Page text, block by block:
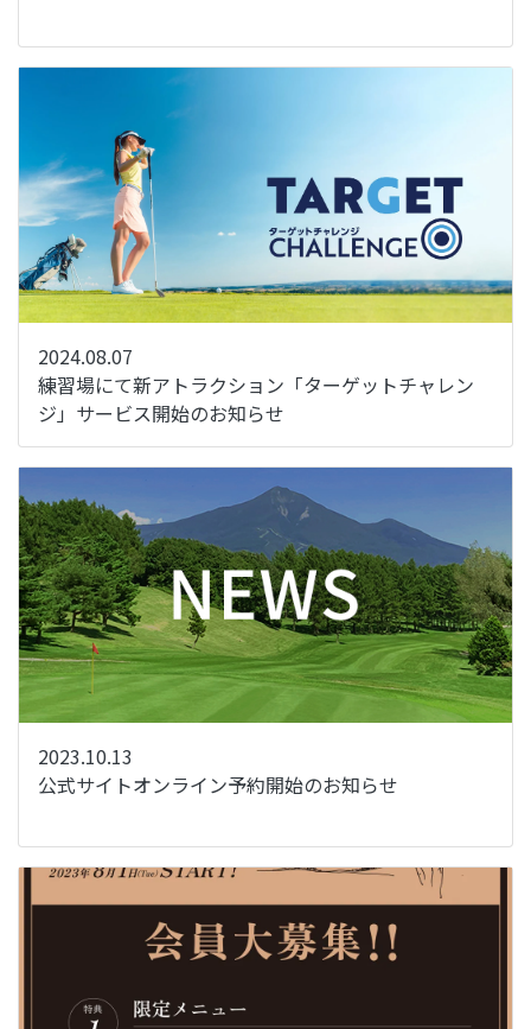
2024.08.07
練習場にて新アトラクション「ターゲットチャレン
ジ」サービス開始のお知らせ
2023.10.13
公式サイトオンライン予約開始のお知らせ